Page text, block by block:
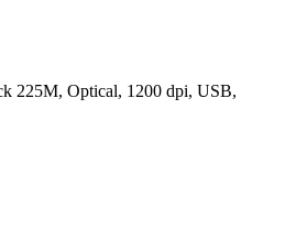
225М, Optical, 1200 dpi, USB,